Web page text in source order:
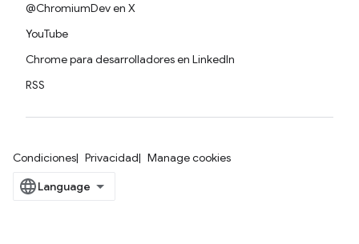
@ChromiumDev en X
YouTube
Chrome para desarrolladores en LinkedIn
RSS
Condiciones Privacidad Manage cookies